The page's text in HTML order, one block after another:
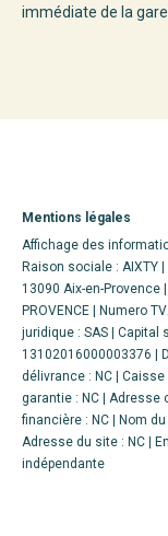
immédiate de la
Mentions légales
Affichage des
Raison sociale : AIXTY
13090 Aix-en-Provence
PROVENCE | Numero
juridique : SAS | Capital
13102016000003376 |
délivrance : NC |
garantie : NC | Adresse
financière : NC | Nom
Adresse du site : NC |
indépendante